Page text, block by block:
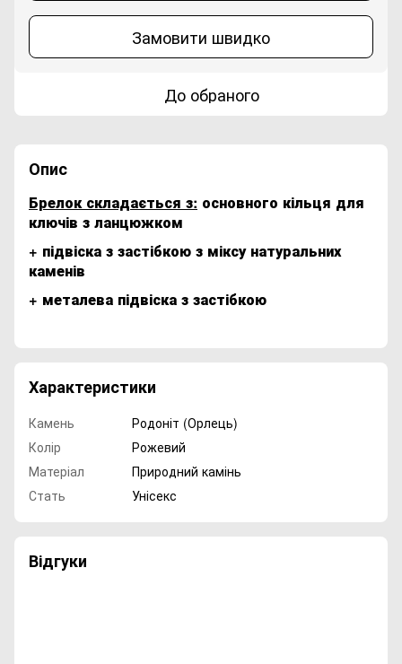
Замовити швидко
До обраного
Опис
Брелок складається з: основного кільця для
ключів з ланцюжком
+ підвіска з застібкою з міксу натуральних
каменів
+ металева підвіска з застібкою
Характеристики
Камень
Родоніт (Орлець)
Колір
Рожевий
Матеріал
Природний камінь
Стать
Унісекс
Відгуки